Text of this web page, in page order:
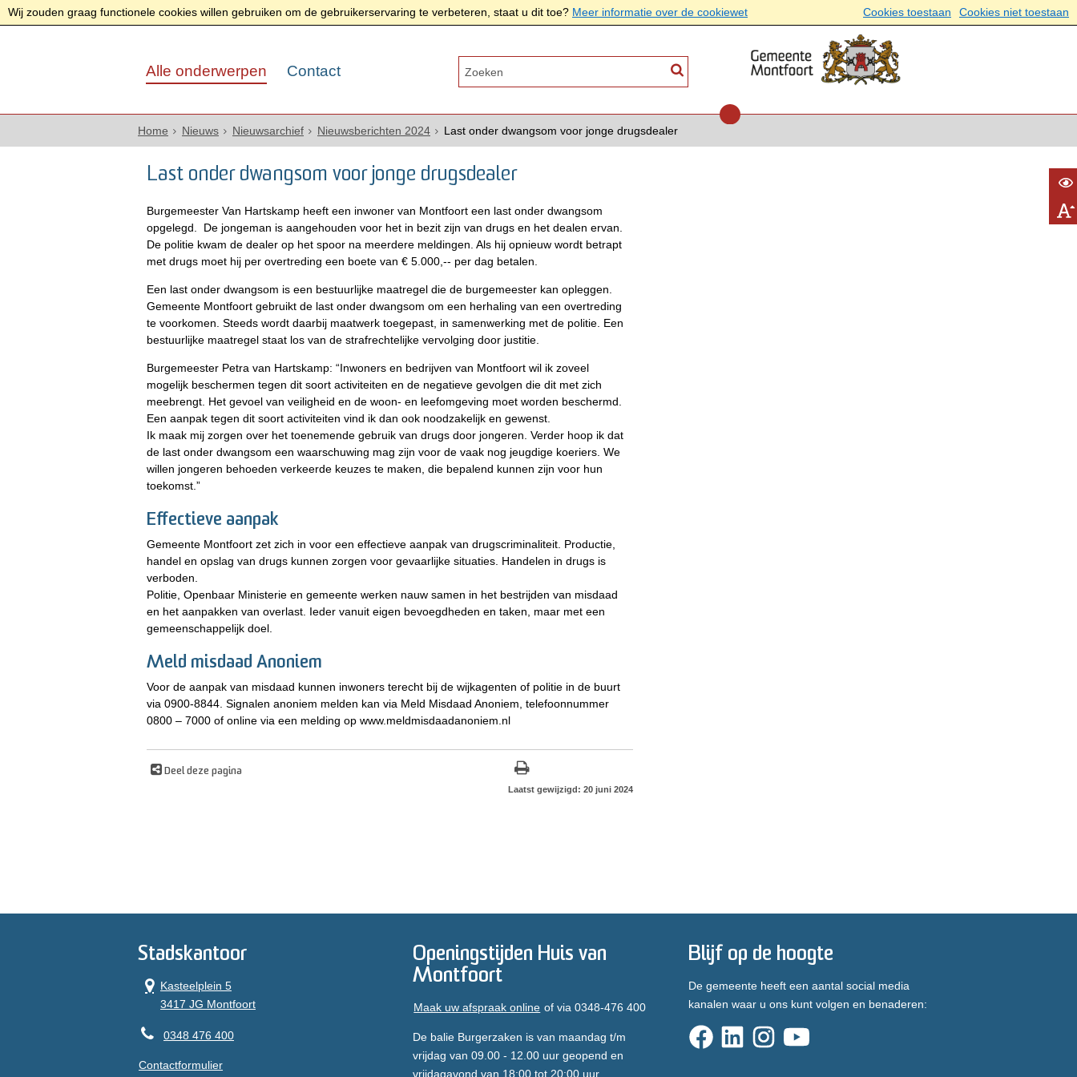
Wij zouden graag functionele cookies willen gebruiken om de gebruikerservaring te verbeteren, staat u dit toe? Meer informatie over de cookiewet Cookies toestaan Cookies niet toestaan
Alle onderwerpen Contact
Home Nieuws Nieuwsarchief Nieuwsberichten 2024 Last onder dwangsom voor jonge drugsdealer
Last onder dwangsom voor jonge drugsdealer
Burgemeester Van Hartskamp heeft een inwoner van Montfoort een last onder dwangsom
opgelegd. De jongeman is aangehouden voor het in bezit zijn van drugs en het dealen ervan.
De politie kwam de dealer op het spoor na meerdere meldingen. Als hij opnieuw wordt betrapt
met drugs moet hij per overtreding een boete van € 5.000,-- per dag betalen.
Een last onder dwangsom is een bestuurlijke maatregel die de burgemeester kan opleggen.
Gemeente Montfoort gebruikt de last onder dwangsom om een herhaling van een overtreding
te voorkomen. Steeds wordt daarbij maatwerk toegepast, in samenwerking met de politie. Een
bestuurlijke maatregel staat los van de strafrechtelijke vervolging door justitie.
Burgemeester Petra van Hartskamp: “Inwoners en bedrijven van Montfoort wil ik zoveel
mogelijk beschermen tegen dit soort activiteiten en de negatieve gevolgen die dit met zich
meebrengt. Het gevoel van veiligheid en de woon- en leefomgeving moet worden beschermd.
Een aanpak tegen dit soort activiteiten vind ik dan ook noodzakelijk en gewenst.
Ik maak mij zorgen over het toenemende gebruik van drugs door jongeren. Verder hoop ik dat
de last onder dwangsom een waarschuwing mag zijn voor de vaak nog jeugdige koeriers. We
willen jongeren behoeden verkeerde keuzes te maken, die bepalend kunnen zijn voor hun
toekomst.”
Effectieve aanpak
Gemeente Montfoort zet zich in voor een effectieve aanpak van drugscriminaliteit. Productie,
handel en opslag van drugs kunnen zorgen voor gevaarlijke situaties. Handelen in drugs is
verboden.
Politie, Openbaar Ministerie en gemeente werken nauw samen in het bestrijden van misdaad
en het aanpakken van overlast. Ieder vanuit eigen bevoegdheden en taken, maar met een
gemeenschappelijk doel.
Meld misdaad Anoniem
Voor de aanpak van misdaad kunnen inwoners terecht bij de wijkagenten of politie in de buurt
via 0900-8844. Signalen anoniem melden kan via Meld Misdaad Anoniem, telefoonnummer
0800 – 7000 of online via een melding op www.meldmisdaadanoniem.nl
Deel deze pagina
Laatst gewijzigd: 20 juni 2024
Stadskantoor
Kasteelplein 5
3417 JG Montfoort
0348 476 400
Contactformulier
Openingstijden Huis van
Montfoort
Maak uw afspraak online of via 0348-476 400
De balie Burgerzaken is van maandag t/m
vrijdag van 09.00 - 12.00 uur geopend en
vrijdagavond van 18:00 tot 20:00 uur.
Blijf op de hoogte
De gemeente heeft een aantal social media
kanalen waar u ons kunt volgen en benaderen: